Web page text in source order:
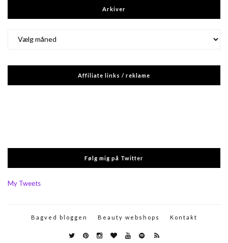
Arkiver
Affiliate links / reklame
Følg mig på Twitter
My Tweets
Bagved bloggen Beauty webshops Kontakt